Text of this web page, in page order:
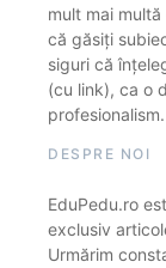
mult mai
că găsiți
siguri că
(cu link), ca o
DESPRE NOI
EduPedu.ro
exclusiv
Urmărim